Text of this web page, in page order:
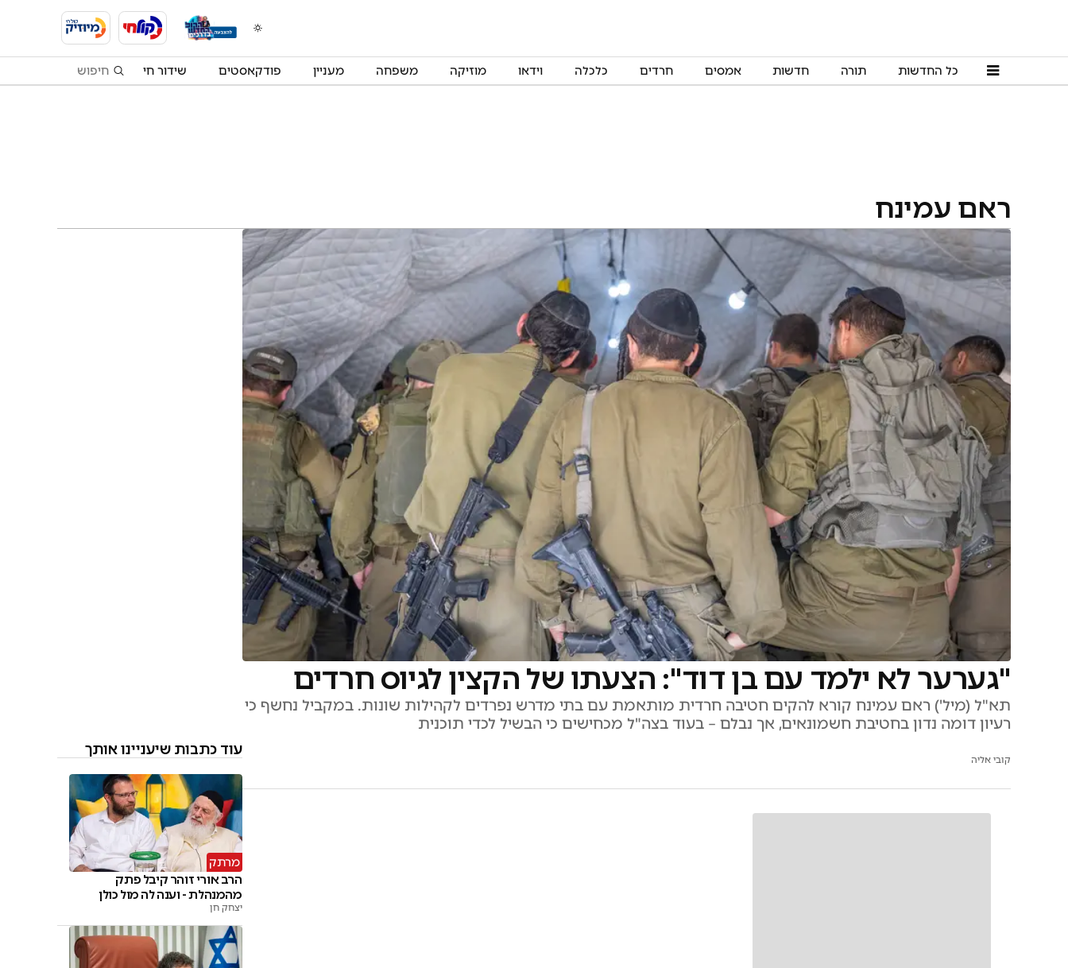
כל החדשות תורה חדשות אמסים חרדים כלכלה וידאו מוזיקה משפחה מעניין פודקאסטים שידור חי
ראם עמינח
"גערער לא ילמד עם בן דוד": הצעתו של הקצין לגיוס חרדים
תא"ל (מיל') ראם עמינח קורא להקים חטיבה חרדית מותאמת עם בתי מדרש נפרדים לקהילות שונות. במקביל נחשף כי
רעיון דומה נדון בחטיבת חשמונאים, אך נבלם – בעוד בצה"ל מכחישים כי הבשיל לכדי תוכנית
קובי אליה
עוד כתבות שיעניינו אותך
מרתק
הרב אורי זוהר קיבל פתק
מהמנהלת - וענה לה מול כולן
יצחק חן